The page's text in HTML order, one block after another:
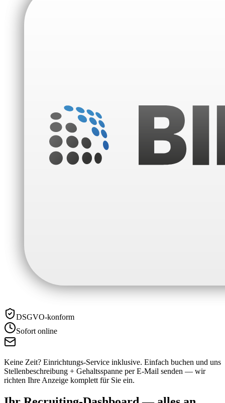
DSGVO-konform
Sofort online
Keine Zeit? Einrichtungs-Service inklusive. Einfach buchen und uns
Stellenbeschreibung + Gehaltsspanne per E-Mail senden — wir
richten Ihre Anzeige komplett für Sie ein.